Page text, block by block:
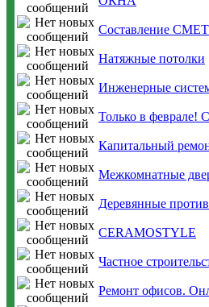
Составление
Натяжные потолки
Инженерные
Только в феврале!
Капитальный
Межкомнатные
Деревянные
CERAMOSTYLE
Частное
Ремонт офисов.